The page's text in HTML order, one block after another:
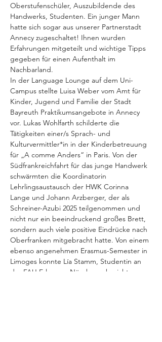
Oberstufenschüler, Auszubildende des
Handwerks, Studenten. Ein junger Mann
hatte sich sogar aus unserer Partnerstadt
Annecy zugeschaltet! Ihnen wurden
Erfahrungen mitgeteilt und wichtige Tipps
gegeben für einen Aufenthalt im
Nachbarland.
In der Language Lounge auf dem Uni-
Campus stellte Luisa Weber vom Amt für
Kinder, Jugend und Familie der Stadt
Bayreuth Praktikumsangebote in Annecy
vor. Lukas Wohlfarth schilderte die
Tätigkeiten einer/s Sprach- und
Kulturvermittler*in in der Kinderbetreuung
für „A comme Anders“ in Paris. Von der
Südfrankreichfahrt für das junge Handwerk
schwärmten die Koordinatorin
Lehrlingsaustausch der HWK Corinna
Lange und Johann Arzberger, der als
Schreiner-Azubi 2025 teilgenommen und
nicht nur ein beeindruckend großes Brett,
sondern auch viele positive Eindrücke nach
Oberfranken mitgebracht hatte. Von einem
ebenso angenehmen Erasmus-Semester in
Limoges konnte Lía Stamm, Studentin an
der FAU Erlangen-Nürnberg, berichten,